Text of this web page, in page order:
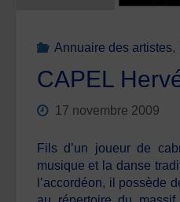
Annuaire des artistes,
CAPEL
17 novembre 2009
Fils d’un joueur de
musique et la danse
l’accordéon, il possède